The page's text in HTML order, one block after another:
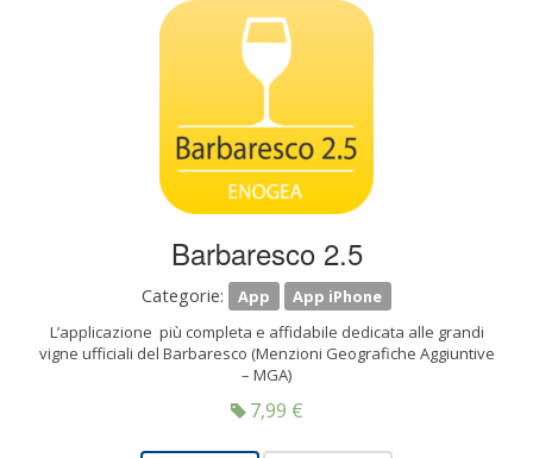
Barbaresco 2.5
Categorie: App
App iPhone
L’applicazione più completa e affidabile dedicata alle grandi
vigne ufficiali del Barbaresco (Menzioni Geografiche Aggiuntive
– MGA)
7,99 €